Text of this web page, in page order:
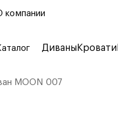
компании
ДиваныКровати
MOON 007